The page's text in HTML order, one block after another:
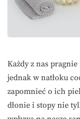
Każdy z nas
jednak w natłoku
zapomnieć o ich
dłonie i stopy nie